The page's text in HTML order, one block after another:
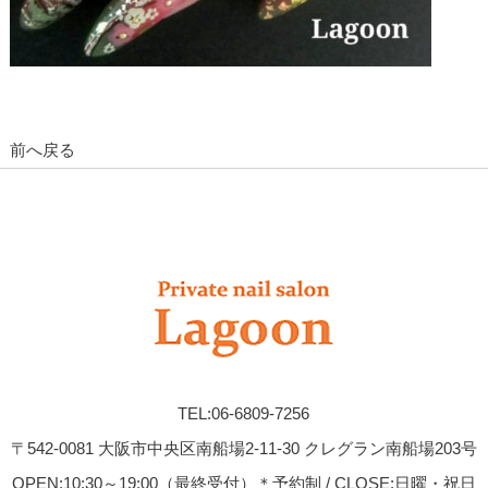
前へ戻る
TEL:06-6809-7256
〒542-0081 大阪市中央区南船場2-11-30 クレグラン南船場203号
OPEN:10:30～19:00（最終受付）＊予約制 / CLOSE:日曜・祝日